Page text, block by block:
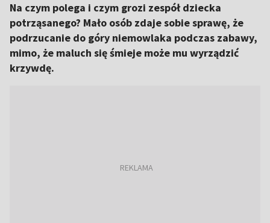
Na czym polega i czym grozi zespół dziecka
potrząsanego? Mało osób zdaje sobie sprawę, że
podrzucanie do góry niemowlaka podczas zabawy,
mimo, że maluch się śmieje może mu wyrządzić
krzywdę.